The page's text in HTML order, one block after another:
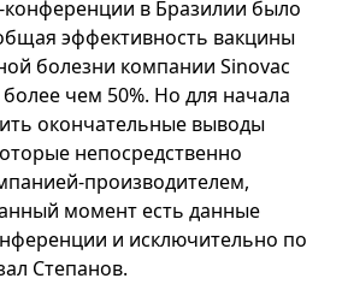
конференции в Бразилии было
эффективность вакцины
болезни компании Sinovac
более чем 50%. Но для начала
окончательные выводы
непосредственно
производителем,
момент есть данные
и исключительно по
Степанов.